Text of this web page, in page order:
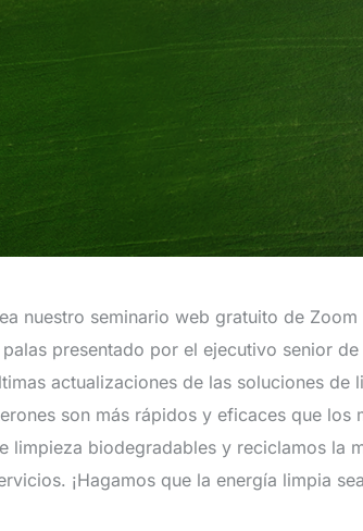
nuestro seminario web gratuito de
presentado por el ejecutivo senior
actualizaciones de las soluciones
son más rápidos y eficaces que
limpieza biodegradables y reciclamos la
¡Hagamos que la energía limpia